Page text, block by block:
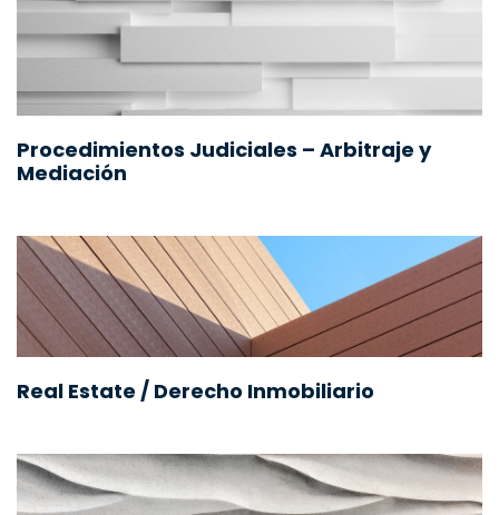
Procedimientos Judiciales – Arbitraje y
Mediación
Real Estate / Derecho Inmobiliario